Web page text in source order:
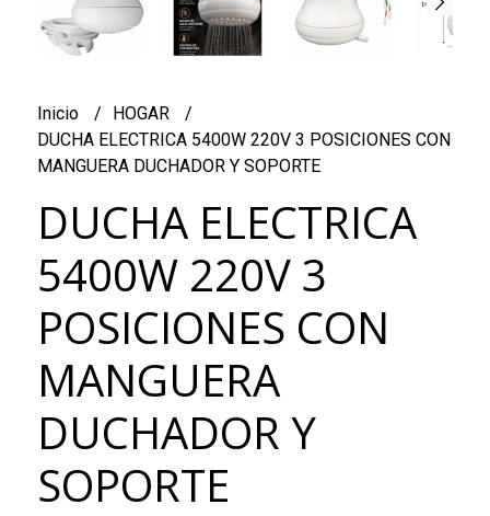
Inicio
HOGAR
DUCHA ELECTRICA 5400W 220V 3 POSICIONES CON
MANGUERA DUCHADOR Y SOPORTE
DUCHA ELECTRICA
5400W 220V 3
POSICIONES CON
MANGUERA
DUCHADOR Y
SOPORTE